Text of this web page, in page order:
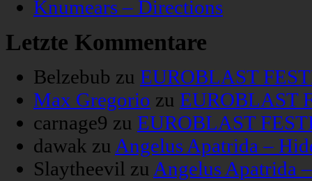
Knumears – Directions
Letzte Kommentare
Belzebub zu EUROBLAST
Max Gregorio zu EUROBLAST
carnage9 zu EUROBLAST
dawak zu Angelus Apatrida –
Slaytheevil zu Angelus Apatrida